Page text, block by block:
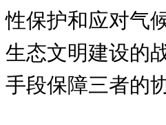
性保护和应对气
生态文明建设的
手段保障三者的